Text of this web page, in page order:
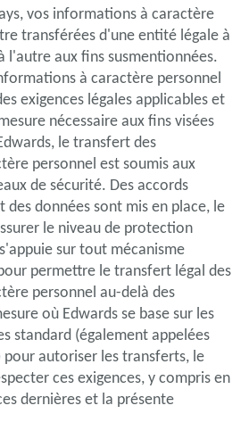
vos informations à caractère
transférées d'une entité légale à
l'autre aux fins susmentionnées.
à caractère personnel
exigences légales applicables et
nécessaire aux fins visées
le transfert des
personnel est soumis aux
de sécurité. Des accords
données sont mis en place, le
le niveau de protection
sur tout mécanisme
permettre le transfert légal des
personnel au-delà des
où Edwards se base sur les
standard (également appelées
pour autoriser les transferts, le
ces exigences, y compris en
dernières et la présente